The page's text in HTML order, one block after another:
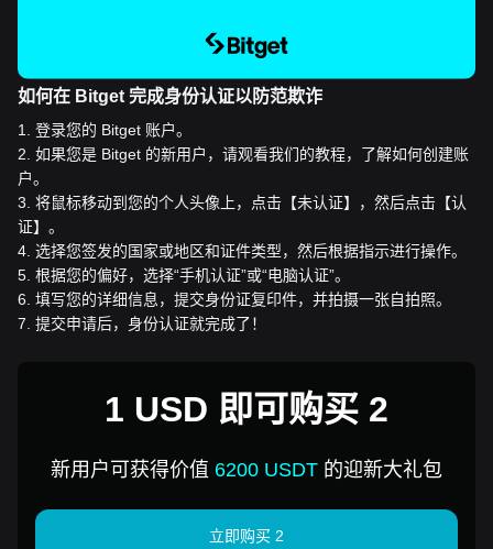
如何在 Bitget 完成身份认证以防范欺诈
1
登录您的 Bitget 账户。
2 如果您是 Bitget 的新用户，请观看我们的教程，了解如何创建账
户。
3 将鼠标移动到您的个人头像上，点击【未认证】，然后点击【认
证】。
4 选择您签发的国家或地区和证件类型，然后根据指示进行操作。
5 根据您的偏好，选择“手机认证”或“电脑认证”。
6 填写您的详细信息，提交身份证复印件，并拍摄一张自拍照。
7 提交申请后，身份认证就完成了！
1 USD 即可购买 2
新用户可获得价值 6200 USDT 的迎新大礼包
立即购买 2